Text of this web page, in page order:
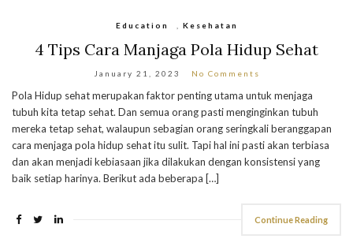
Education Kesehatan
4 Tips Cara Manjaga Pola Hidup Sehat
January 21, 2023 No Comments
Pola Hidup sehat merupakan faktor penting utama untuk menjaga
tubuh kita tetap sehat. Dan semua orang pasti menginginkan tubuh
mereka tetap sehat, walaupun sebagian orang seringkali beranggapan
cara menjaga pola hidup sehat itu sulit. Tapi hal ini pasti akan terbiasa
dan akan menjadi kebiasaan jika dilakukan dengan konsistensi yang
baik setiap harinya. Berikut ada beberapa […]
Continue Reading